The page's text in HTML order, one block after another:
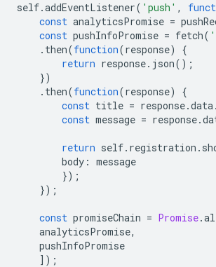
self.addEventListener( 'push' ,
const analyticsPromise =
const pushInfoPromise = fetch(
. then(function(response)
{
return response. json();
})
. then(function(response)
{
const title = response.data.
const message = response.
return self. registration .
body : message
});
});
const promiseChain = Promise.
analyticsPromise,
pushInfoPromise
]);